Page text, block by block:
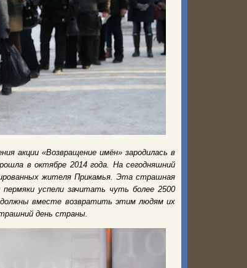
акции «Возвращение имён» зародилась в
в октябре 2014 года. На сегодняшний
жителя Прикамья. Эта страшная
успели зачитать чуть более 2500
вместе возвратить этим людям их
день страны.